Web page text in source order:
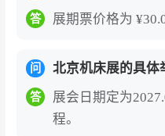
中国北京国际机床展
贸易的重要场所，成
果的展示平台，是我
工业发展的风向标和
答 展期票价格为
问 北京机床展的具体
答
展会日期定为
程。